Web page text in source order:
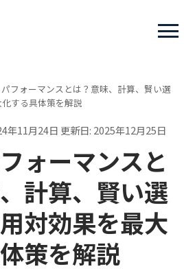
フォーマンスとは？意味、計算、賢い選
する具体策を解説
年11月24日 更新日: 2025年12月25日
ォーマンスと
計算、賢い選
対効果を最大
策を解説